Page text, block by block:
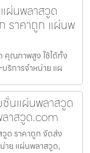
ผ่นพลาสวูด
ราคาถูก แผ่นพ
คุณภาพสูง ใช้ได้ทั้ง
ริการจำหน่าย แผ
ชั่นแผ่นพลาสวูด
าสวูด.com
ด ราคาถูก จัดส่ง
าย แผ่นพลาสวูด,